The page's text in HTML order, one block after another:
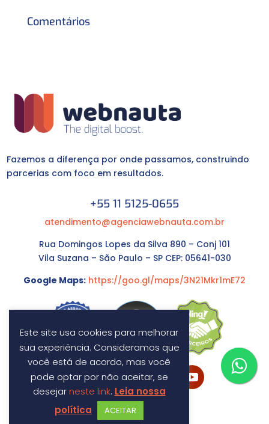
Comentários
Fazemos a diferença por onde passamos, construindo
parcerias com foco em resultados.
+55 11 5125-0655
atendimento@agenciawebnauta.com.br
Rua Domingos Lopes da Silva 890 – Conj 101
Vila Suzana – São Paulo – SP CEP: 05641-030
Google Maps: https://goo.gl/maps/3N21Mkr1mE72
Este site usa cookies para melhorar
sua experiência. Consideramos que
você está de acordo, mas você
pode optar por não aceitar, se
desejarneste link. Leia nossa
política
ACEITAR